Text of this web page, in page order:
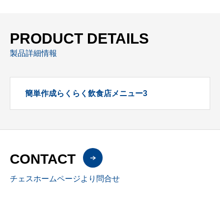
PRODUCT DETAILS
製品詳細情報
簡単作成らくらく飲食店メニュー3
CONTACT
チェスホームページより問合せ